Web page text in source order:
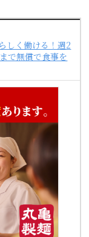
しく働ける！週2
で無償で食事を